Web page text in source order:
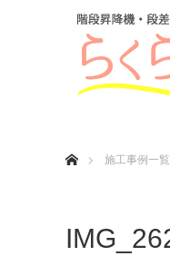
施工事例一覧